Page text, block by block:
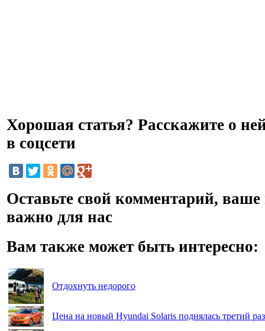
Хорошая статья? Расскажите о
в соцсети
Оставьте свой комментарий, ваше
важно для нас
Вам также может быть интересно:
Отдохнуть недорого
Цена на новый Hyundai Solaris поднялась третий раз